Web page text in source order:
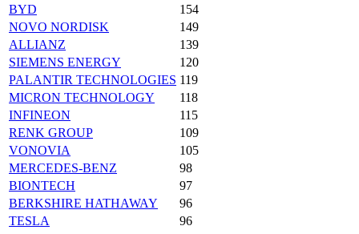
BYD
154
NOVO NORDISK
149
ALLIANZ
139
SIEMENS ENERGY
120
PALANTIR TECHNOLOGIES 119
MICRON TECHNOLOGY
118
INFINEON
115
RENK GROUP
109
VONOVIA
105
MERCEDES-BENZ
98
BIONTECH
97
BERKSHIRE HATHAWAY
96
TESLA
96